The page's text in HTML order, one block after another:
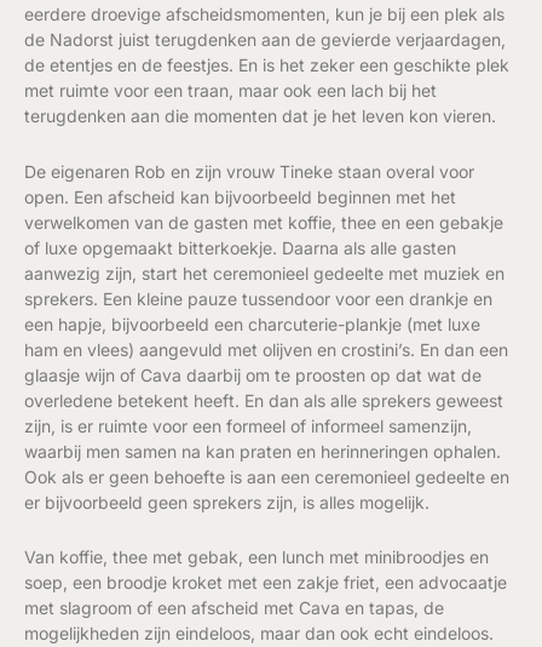
eerdere droevige afscheidsmomenten, kun je bij een plek als
de Nadorst juist terugdenken aan de gevierde verjaardagen,
de etentjes en de feestjes. En is het zeker een geschikte plek
met ruimte voor een traan, maar ook een lach bij het
terugdenken aan die momenten dat je het leven kon vieren.
De eigenaren Rob en zijn vrouw Tineke staan overal voor
open. Een afscheid kan bijvoorbeeld beginnen met het
verwelkomen van de gasten met koffie, thee en een gebakje
of luxe opgemaakt bitterkoekje. Daarna als alle gasten
aanwezig zijn, start het ceremonieel gedeelte met muziek en
sprekers. Een kleine pauze tussendoor voor een drankje en
een hapje, bijvoorbeeld een charcuterie-plankje (met luxe
ham en vlees) aangevuld met olijven en crostini’s. En dan een
glaasje wijn of Cava daarbij om te proosten op dat wat de
overledene betekent heeft. En dan als alle sprekers geweest
zijn, is er ruimte voor een formeel of informeel samenzijn,
waarbij men samen na kan praten en herinneringen ophalen.
Ook als er geen behoefte is aan een ceremonieel gedeelte en
er bijvoorbeeld geen sprekers zijn, is alles mogelijk.
Van koffie, thee met gebak, een lunch met minibroodjes en
soep, een broodje kroket met een zakje friet, een advocaatje
met slagroom of een afscheid met Cava en tapas, de
mogelijkheden zijn eindeloos, maar dan ook echt eindeloos.